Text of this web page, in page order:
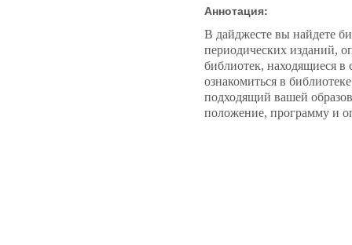
Аннотация:
В дайджесте вы найдете
периодических изданий,
библиотек, находящиеся
ознакомиться в
подходящий вашей
положение, программу и